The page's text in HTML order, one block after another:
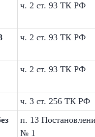
ч. 2 ст. 93 ТК РФ
ч. 2 ст. 93 ТК РФ
ч. 2 ст. 93 ТК РФ
ч. 3 ст. 256 ТК РФ
п. 13
№ 1